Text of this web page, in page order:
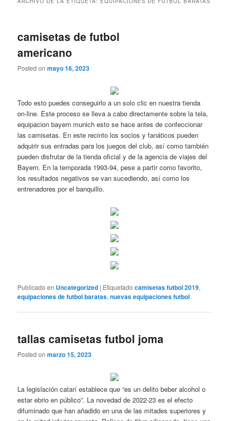
camisetas de futbol
americano
Posted onmayo 16, 2023
Todo esto puedes conseguirlo a un solo clic en nuestra tienda
on-line. Este proceso se lleva a cabo directamente sobre la tela,
equipacion bayern munich esto se hace antes de confeccionar
las camisetas. En este recinto los socios y fanáticos pueden
adquirir sus entradas para los juegos del club, así como también
pueden disfrutar de la tienda oficial y de la agencia de viajes del
Bayern. En la temporada 1993-94, pese a partir como favorito,
los resultados negativos se van sucediendo, así como los
entrenadores por el banquillo.
Publicado en Uncategorized | Etiquetado camisetas futbol 2019,
equipaciones de futbol baratas,nuevas equipaciones futbol
tallas camisetas futbol joma
Posted onmarzo 15, 2023
La legislación catarí establece que “es un delito beber alcohol o
estar ebrio en público”. La novedad de 2022-23 es el efecto
difuminado que han añadido en una de las mitades superiores y